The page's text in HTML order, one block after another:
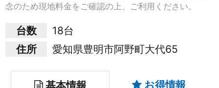
念のため現地料金をご確認の上、ご利用ください。
台数
18台
住所
愛知県豊明市阿野町大代65
基本情報 お得情報